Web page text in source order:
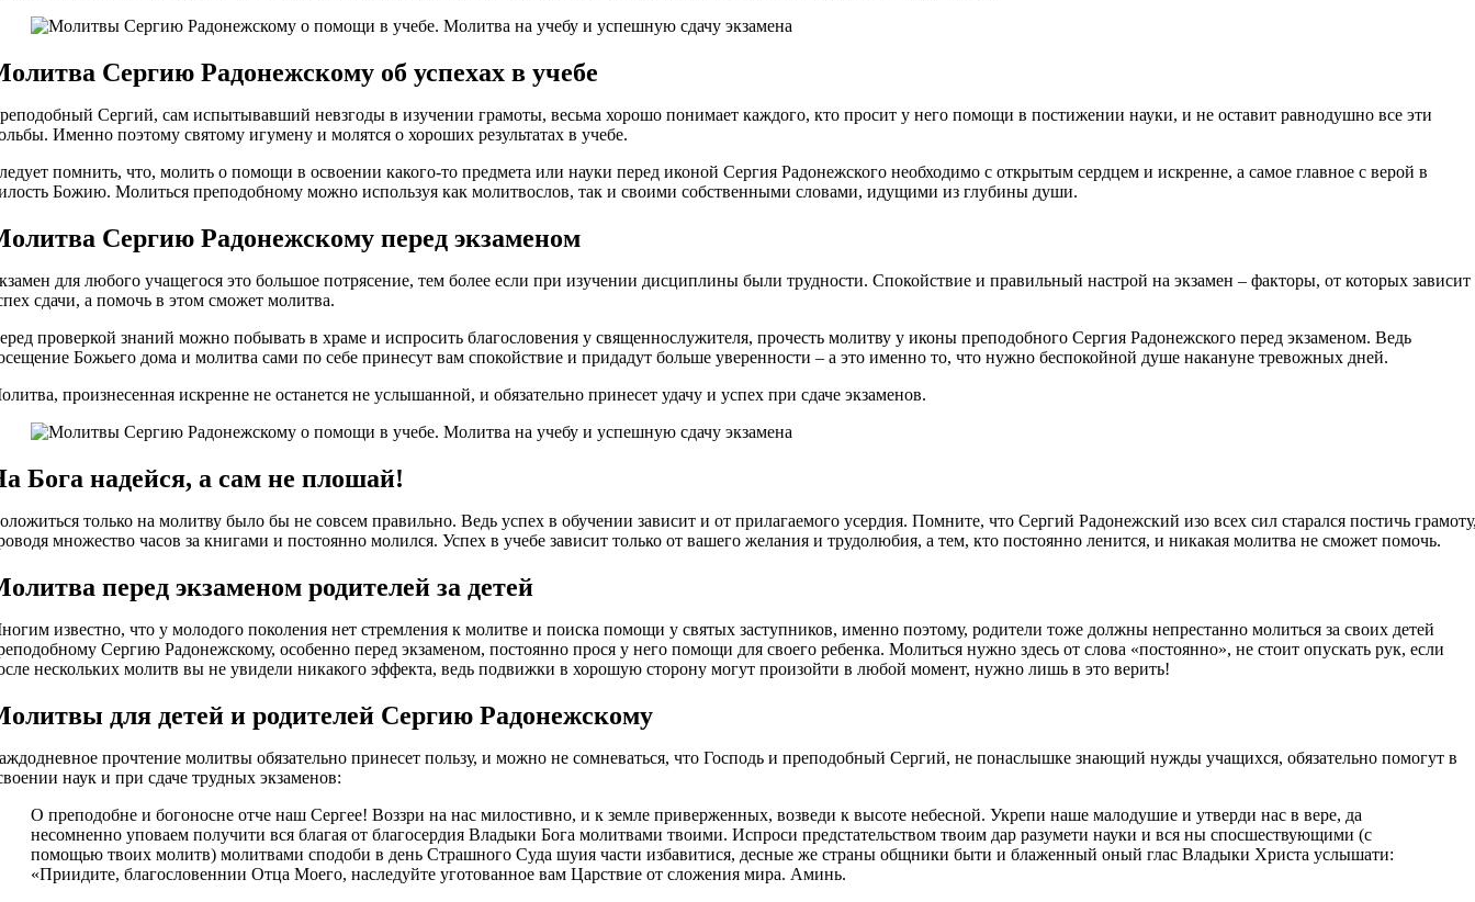
Сергию Радонежскому об успехах в учебе
Сергий, сам испытывавший невзгоды в изучении грамоты, весьма хорошо понимает каждого, кто просит у него помощи в постижении науки, и не оставит равнодушно все эти
Именно поэтому святому игумену и молятся о хороших результатах в учебе.
помнить, что, молить о помощи в освоении какого-то предмета или науки перед иконой Сергия Радонежского необходимо с открытым сердцем и искренне, а самое главное с верой в
Божию. Молиться преподобному можно используя как молитвослов, так и своими собственными словами, идущими из глубины души.
Сергию Радонежскому перед экзаменом
для любого учащегося это большое потрясение, тем более если при изучении дисциплины были трудности. Спокойствие и правильный настрой на экзамен – факторы, от которых зависит
сдачи, а помочь в этом сможет молитва.
проверкой знаний можно побывать в храме и испросить благословения у священнослужителя, прочесть молитву у иконы преподобного Сергия Радонежского перед экзаменом. Ведь
Божьего дома и молитва сами по себе принесут вам спокойствие и придадут больше уверенности – а это именно то, что нужно беспокойной душе накануне тревожных дней.
произнесенная искренне не останется не услышанной, и обязательно принесет удачу и успех при сдаче экзаменов.
Бога надейся, а сам не плошай!
только на молитву было бы не совсем правильно. Ведь успех в обучении зависит и от прилагаемого усердия. Помните, что Сергий Радонежский изо всех сил старался постичь
множество часов за книгами и постоянно молился. Успех в учебе зависит только от вашего желания и трудолюбия, а тем, кто постоянно ленится, и никакая молитва не сможет помочь.
перед экзаменом родителей за детей
известно, что у молодого поколения нет стремления к молитве и поиска помощи у святых заступников, именно поэтому, родители тоже должны непрестанно молиться за своих детей
Сергию Радонежскому, особенно перед экзаменом, постоянно прося у него помощи для своего ребенка. Молиться нужно здесь от слова «постоянно», не стоит опускать рук, если
нескольких молитв вы не увидели никакого эффекта, ведь подвижки в хорошую сторону могут произойти в любой момент, нужно лишь в это верить!
для детей и родителей Сергию Радонежскому
прочтение молитвы обязательно принесет пользу, и можно не сомневаться, что Господь и преподобный Сергий, не понаслышке знающий нужды учащихся, обязательно помогут в
наук и при сдаче трудных экзаменов:
О преподобне и богоносне отче наш Сергее! Воззри на нас милостивно, и к земле приверженных, возведи к высоте небесной. Укрепи наше малодушие и утверди нас в вере, да
несомненно уповаем получити вся благая от благосердия Владыки Бога молитвами твоими. Испроси предстательством твоим дар разумети науки и вся ны спосшествующими (с
помощью твоих молитв) молитвами сподоби в день Страшного Суда шуия части избавитися, десные же страны общники быти и блаженный оный глас Владыки Христа услышати:
«Приидите, благословеннии Отца Моего, наследуйте уготованное вам Царствие от сложения мира. Аминь.